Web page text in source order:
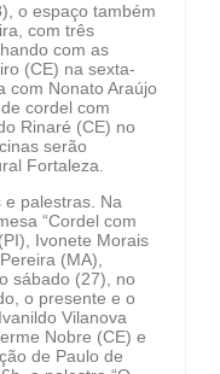
o espaço também
com três
com as
(CE) na sexta-
com Nonato Araújo
cordel com
Rinaré (CE) no
serão
Fortaleza.
palestras. Na
“Cordel com
Ivonete Morais
(MA),
sábado (27), no
o presente e o
Vilanova
Nobre (CE) e
de Paulo de